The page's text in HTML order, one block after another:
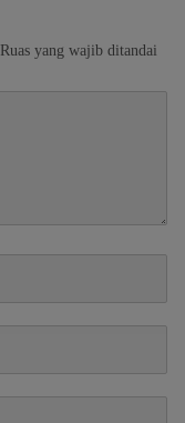
Ruas yang wajib ditandai